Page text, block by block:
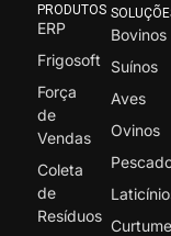
PRODUTOS
ERP
Frigosoft
Força
de
Vendas
Coleta
de
Resíduos
Bovinos
Suínos
Aves
Ovinos